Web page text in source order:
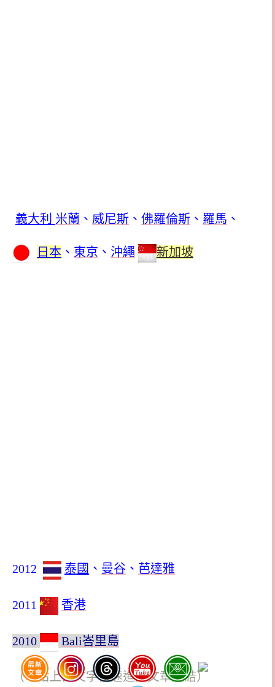
義大利 米蘭 、 威尼斯 、 佛羅倫斯 、 羅馬 、
日本 、 東京 、 沖繩 新加坡
2012 泰國 、 曼谷 、 芭達雅
2011 香港
2010 Bali峇里島
（可點上面文字快速進入文章連結）